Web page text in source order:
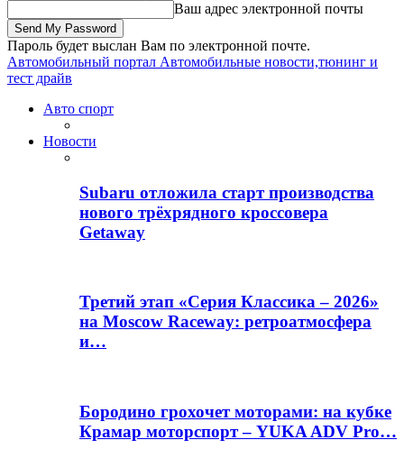
Ваш адрес электронной почты
Пароль будет выслан Вам по электронной почте.
Автомобильный портал Автомобильные новости,тюнинг и
тест драйв
Авто спорт
Новости
Subaru отложила старт производства
нового трёхрядного кроссовера
Getaway
Третий этап «Серия Классика – 2026»
на Moscow Raceway: ретроатмосфера
и…
Бородино грохочет моторами: на кубке
Крамар моторспорт – YUKA ADV Pro…